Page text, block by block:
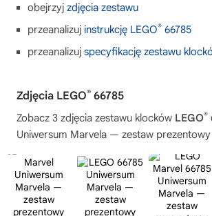
obejrzyj zdjęcia zestawu
przeanalizuj instrukcję LEGO® 66785
przeanalizuj specyfikację zestawu
Zdjęcia LEGO® 66785
Zobacz 3 zdjęcia zestawu klocków LEGO®
Uniwersum Marvela — zestaw prezentowy